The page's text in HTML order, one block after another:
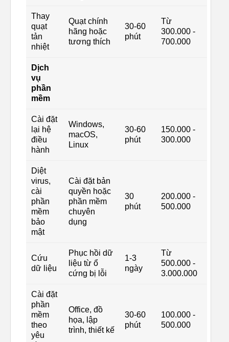
Thay
quạt
tản
nhiệt
Quạt chính
hãng hoặc
tương thích
30-60
phút
Từ
300.000 -
700.000
Dịch
vụ
phần
mềm
Cài đặt
lại hệ
điều
hành
Windows,
macOS,
Linux
30-60
phút
150.000 -
300.000
Diệt
virus,
cài
phần
mềm
bảo
mật
Cài đặt bản
quyền hoặc
phần mềm
chuyên
dụng
30
phút
200.000 -
500.000
Cứu
dữ liệu
Phục hồi dữ
liệu từ ổ
cứng bị lỗi
1-3
ngày
Từ
500.000 -
3.000.000
Cài đặt
phần
mềm
theo
yêu
Office, đồ
họa, lập
trình, thiết kế
30-60
phút
100.000 -
500.000